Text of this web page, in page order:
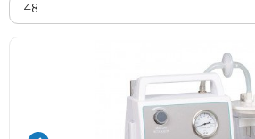
48